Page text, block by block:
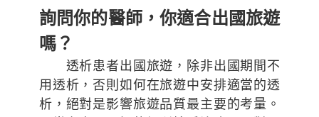
詢問你的醫師，你適合出國旅遊
嗎？
透析患者出國旅遊，除非出國期間不
用透析，否則如何在旅遊中安排適當的透
析，絕對是影響旅遊品質最主要的考量。